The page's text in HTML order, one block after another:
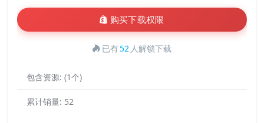
购买下载权限
已有52 人解锁下载
包含资源: (1个)
累计销量: 52